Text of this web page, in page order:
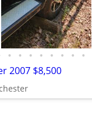
• • • • • • • •
2007 $8,500